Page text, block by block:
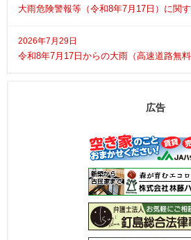
大雨危険警報等（令和8年7月17日）に関
2026年7月29日
令和8年7月17日からの大雨（高速道路無料
広告